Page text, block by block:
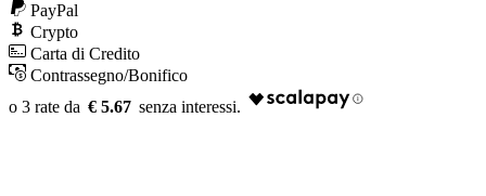
PayPal
Crypto
Carta di Credito
Contrassegno/Bonifico
€ 5.67